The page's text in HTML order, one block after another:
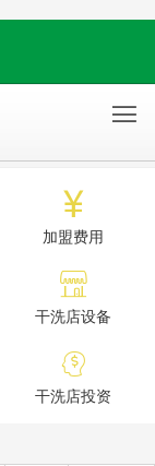


加盟费用

干洗店设备

干洗店投资